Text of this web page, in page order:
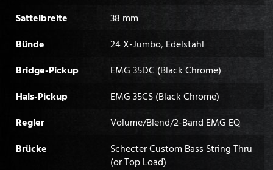
Sattelbreite
38 mm
Bünde
24 X-Jumbo, Edelstahl
Bridge-Pickup
EMG 35DC (Black Chrome)
Hals-Pickup
EMG 35CS (Black Chrome)
Regler
Volume/Blend/2-Band EMG EQ
Brücke
Schecter Custom Bass String Thru
(or Top Load)